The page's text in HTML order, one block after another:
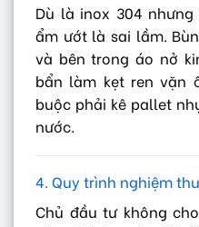
Dù là inox 304
ẩm ướt là sai lầm.
và bên trong áo nở
bẩn làm kẹt ren vặn
buộc phải kê pallet
nước.
4. Quy trình nghiệm
Chủ đầu tư không